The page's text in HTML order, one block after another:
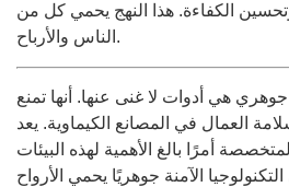
الكفاءة. هذا النهج يحمي كل من
الناس والأرباح.
هي أدوات لا غنى عنها. أنها تمنع
العمال في المصانع الكيماوية. يعد
أمرًا بالغ الأهمية لهذه البيئات
الآمنة جوهريًا يحمي الأرواح